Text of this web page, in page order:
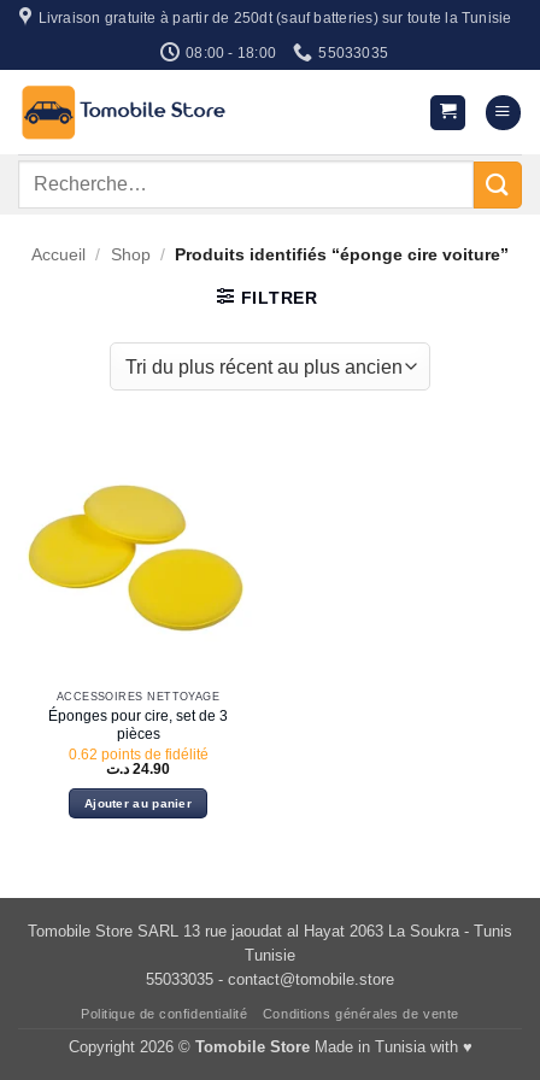
Passer
contenu
Livraison gratuite à partir de 250dt (sauf batteries) sur toute la Tunisie
08:00 - 18:00 55033035
Recherche
Accueil / Shop / Produits identifiés “éponge cire voiture”
FILTRER
ACCESSOIRES NETTOYAGE
Éponges pour cire, set de 3
pièces
0.62 points de fidélité
24.90 د.ت
Ajouter au panier
Tomobile Store SARL 13 rue jaoudat al Hayat 2063 La Soukra - Tunis
Tunisie
55033035 - contact@tomobile.store
Politique de confidentialité Conditions générales de vente
Copyright 2026 © Tomobile StoreMade in Tunisia with ♥